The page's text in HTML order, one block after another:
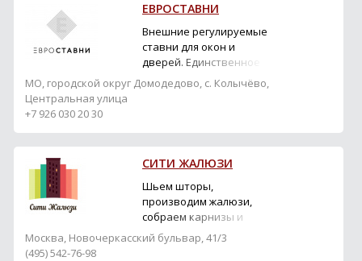
автоматических
устройств, приборов для
автоматизации и
управления: роллетами
рулонными шторами;
ЕВРОСТАВНИ
Внешние регулируемые
ставни для окон и
дверей. Единственное в
России производство
евроставен любой
вашего дома. Класс
защиты Р2. Доставка,
установка.
МО, городской округ Домодедово, с. Колычёво,
Центральная улица
+7 926 030 20 30
СИТИ ЖАЛЮЗИ
Шьем шторы,
производим жалюзи,
собраем карнизы и
рольставни с 2006 года
Москва, Новочеркасский бульвар, 41/3
(495) 542-76-98